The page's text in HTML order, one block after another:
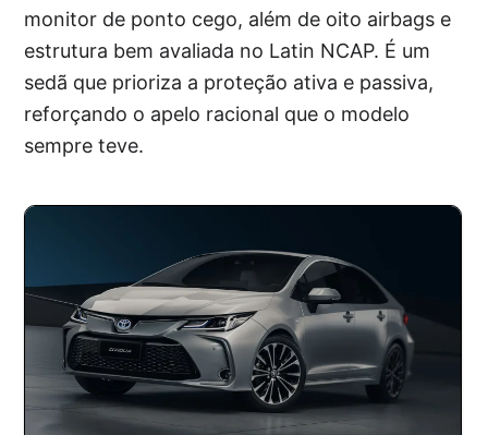
monitor de ponto cego, além de oito airbags e
estrutura bem avaliada no Latin NCAP. É um
sedã que prioriza a proteção ativa e passiva,
reforçando o apelo racional que o modelo
sempre teve.